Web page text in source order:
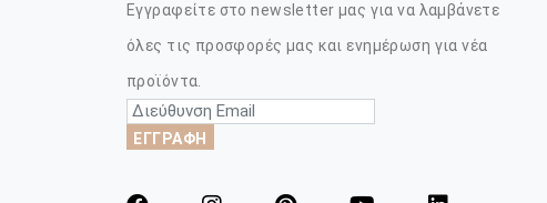
Εγγραφείτε στο newsletter μας για να λαμβάνετε
όλες τις προσφορές μας και ενημέρωση για νέα
προϊόντα.
ΕΓΓΡΑΦΗ